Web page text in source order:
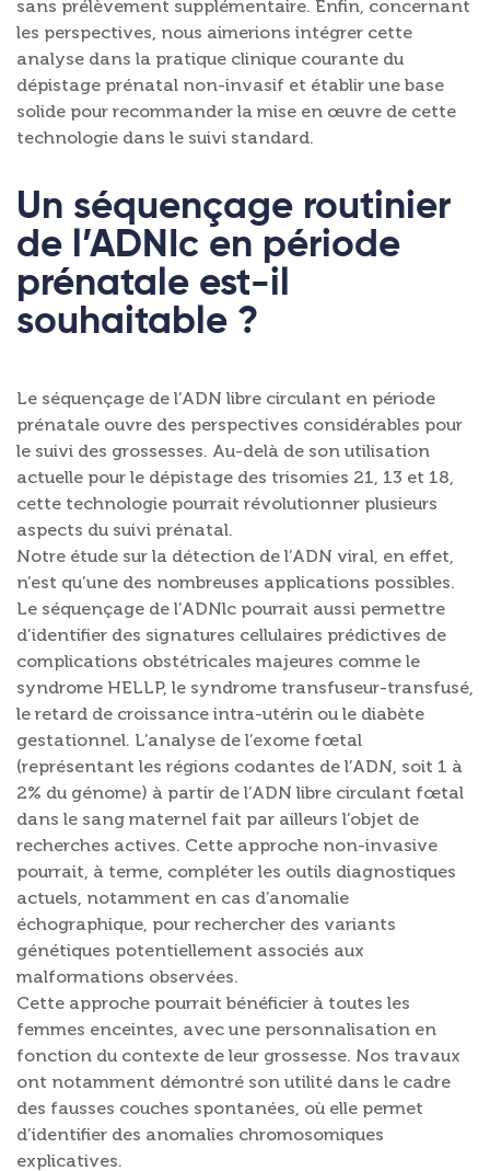
sans prélèvement supplémentaire. Enfin, concernant
les perspectives, nous aimerions intégrer cette
analyse dans la pratique clinique courante du
dépistage prénatal non-invasif et établir une base
solide pour recommander la mise en œuvre de cette
technologie dans le suivi standard.
Un séquençage routinier
de l’ADNIc en période
prénatale est-il
souhaitable ?
Le séquençage de l’ADN libre circulant en période
prénatale ouvre des perspectives considérables pour
le suivi des grossesses. Au-delà de son utilisation
actuelle pour le dépistage des trisomies 21, 13 et 18,
cette technologie pourrait révolutionner plusieurs
aspects du suivi prénatal.
Notre étude sur la détection de l’ADN viral, en effet,
n’est qu’une des nombreuses applications possibles.
Le séquençage de l’ADNlc pourrait aussi permettre
d’identifier des signatures cellulaires prédictives de
complications obstétricales majeures comme le
syndrome HELLP, le syndrome transfuseur-transfusé,
le retard de croissance intra-utérin ou le diabète
gestationnel. L’analyse de l’exome fœtal
(représentant les régions codantes de l’ADN, soit 1 à
2% du génome) à partir de l’ADN libre circulant fœtal
dans le sang maternel fait par ailleurs l’objet de
recherches actives. Cette approche non-invasive
pourrait, à terme, compléter les outils diagnostiques
actuels, notamment en cas d’anomalie
échographique, pour rechercher des variants
génétiques potentiellement associés aux
malformations observées.
Cette approche pourrait bénéficier à toutes les
femmes enceintes, avec une personnalisation en
fonction du contexte de leur grossesse. Nos travaux
ont notamment démontré son utilité dans le cadre
des fausses couches spontanées, où elle permet
d’identifier des anomalies chromosomiques
explicatives.